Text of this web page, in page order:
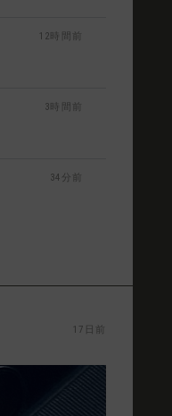
12時間前
3時間前
34分前
17日前